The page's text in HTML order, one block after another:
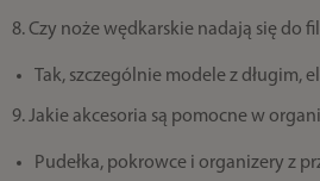
8. Czy noże wędkarskie nadają się do
Tak, szczególnie modele z długim,
9. Jakie akcesoria są pomocne w
Pudełka, pokrowce i organizery z